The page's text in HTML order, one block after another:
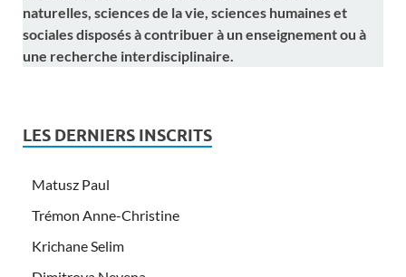
naturelles, sciences de la vie, sciences humaines et
sociales disposés à contribuer à un enseignement ou à
une recherche interdisciplinaire.
LES DERNIERS INSCRITS
Matusz Paul
Trémon Anne-Christine
Krichane Selim